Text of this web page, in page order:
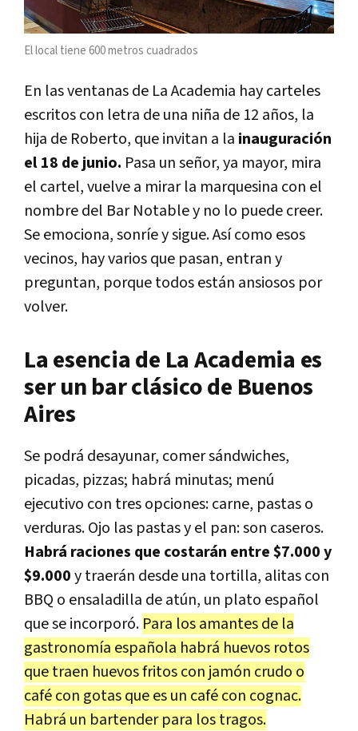
El local tiene 600 metros cuadrados
En las ventanas de La Academia hay carteles
escritos con letra de una niña de 12 años, la
hija de Roberto, que invitan a la inauguración
el 18 de junio. Pasa un señor, ya mayor, mira
el cartel, vuelve a mirar la marquesina con el
nombre del Bar Notable y no lo puede creer.
Se emociona, sonríe y sigue. Así como esos
vecinos, hay varios que pasan, entran y
preguntan, porque todos están ansiosos por
volver.
La esencia de La Academia es
ser un bar clásico de Buenos
Aires
Se podrá desayunar, comer sándwiches,
picadas, pizzas; habrá minutas; menú
ejecutivo con tres opciones: carne, pastas o
verduras. Ojo las pastas y el pan: son caseros.
Habrá raciones que costarán entre $7.000 y
$9.000y traerán desde una tortilla, alitas con
BBQ o ensaladilla de atún, un plato español
que se incorporó. Para los amantes de la
gastronomía española habrá huevos rotos
que traen huevos fritos con jamón crudo o
café con gotas que es un café con cognac.
Habrá un bartender para los tragos.